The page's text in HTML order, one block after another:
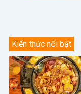
Kiến thức nổi bật